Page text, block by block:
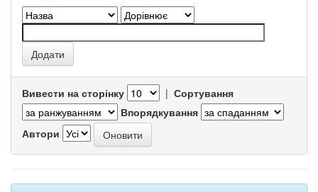
Вивести на сторінку | Сортування
Впорядкування
Автори